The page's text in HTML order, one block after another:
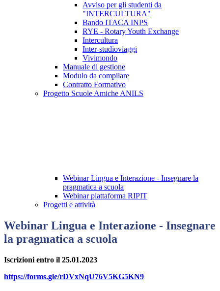
Avviso per gli studenti da
"INTERCULTURA"
Bando ITACA INPS
RYE - Rotary Youth Exchange
Intercultura
Inter-studioviaggi
Vivimondo
Manuale di gestione
Modulo da compilare
Contratto Formativo
Progetto Scuole Amiche ANILS
Webinar Lingua e Interazione - Insegnare la
pragmatica a scuola
Webinar piattaforma RIPIT
Progetti e attività
Webinar Lingua e Interazione - Insegnare
la pragmatica a scuola
Iscrizioni entro il 25.01.2023
https://forms.gle/rDVxNqU76V5KG5KN9